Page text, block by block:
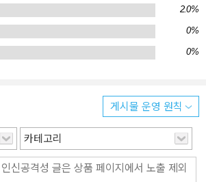
지을 다섯 가지 갈림길을 분석한다. 파트 1에
림길을 다루며 전쟁의 공포를 넘어, 종전 이
닥쳐올 새로운 구도를 과거 데이터를 바탕
트 2 K자 경제의 갈림길은 심화되는 양극화
파트 3 연준 의장 교체의 갈림길에서는 새로운
누구인지, 그가 지향하는 통화 정책의 미래는
. 파트 4 AI 혁명의 갈림길은 기술 낙관론에
로 우리 경제를 ‘고성장·저물가’라는 이상적
을지 그 가능성과 조건을 현실적으로 타진한
2.0%
0%
0%
게시물 운영 원칙
카테고리